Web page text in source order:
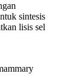
sintesis
lisis sel